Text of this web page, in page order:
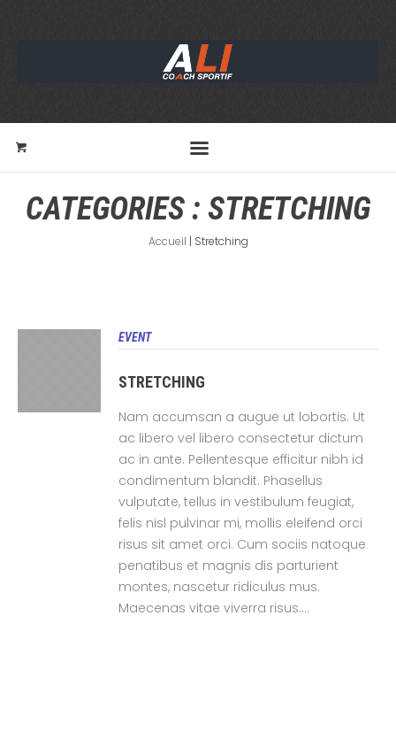
CATEGORIES : STRETCHING
Accueil | Stretching
EVENT
STRETCHING
Nam accumsan a augue ut lobortis. Ut
ac libero vel libero consectetur dictum
ac in ante. Pellentesque efficitur nibh id
condimentum blandit. Phasellus
vulputate, tellus in vestibulum feugiat,
felis nisl pulvinar mi, mollis eleifend orci
risus sit amet orci. Cum sociis natoque
penatibus et magnis dis parturient
montes, nascetur ridiculus mus.
Maecenas vitae viverra risus....